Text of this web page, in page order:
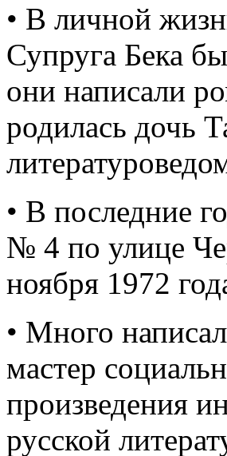
• В личной
Супруга Бека
они написали
родилась дочь
• В последние
№ 4 по улице
ноября 1972
• Много
мастер
произведения
русской